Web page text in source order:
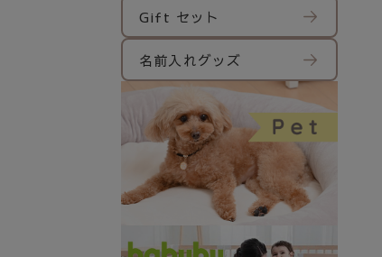
Gift セット
名前入れグッズ